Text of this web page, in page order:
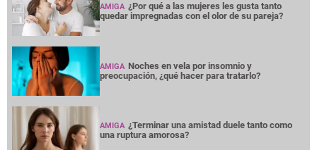
AMIGA ¿Por qué a las mujeres les gusta tanto
quedar impregnadas con el olor de su pareja?
AMIGA Noches en vela por insomnio y
preocupación, ¿qué hacer para tratarlo?
AMIGA ¿Terminar una amistad duele tanto como
una ruptura amorosa?